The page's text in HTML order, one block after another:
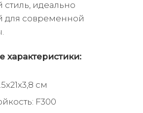
идеально
для современной
характеристики:
см
F300